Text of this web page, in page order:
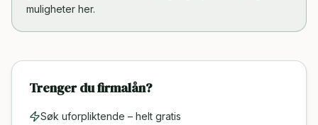
muligheter her.
Trenger du firmalån?
Søk uforpliktende – helt gratis